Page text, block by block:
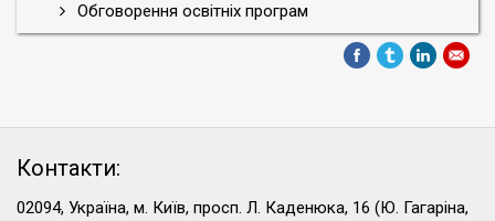
Обговорення освітніх програм
Контакти:
02094, Україна, м. Київ, просп. Л. Каденюка, 16 (Ю. Гагаріна,